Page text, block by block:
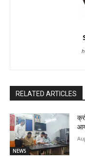
RELATED ARTICLES
NEWS